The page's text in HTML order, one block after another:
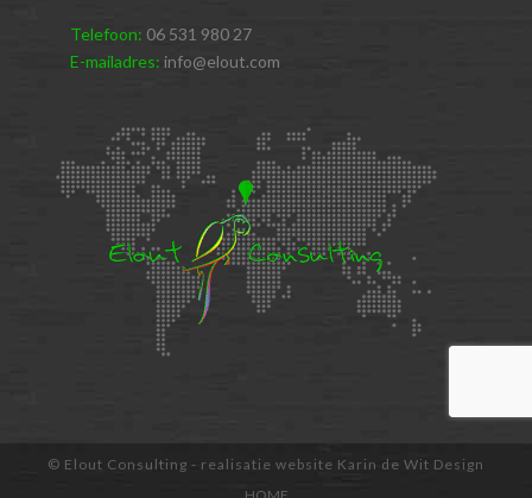
Telefoon: 06 531 980 27
E-mailadres: info@elout.com
© Elout Consulting - realisatie website Karin de Wit Design